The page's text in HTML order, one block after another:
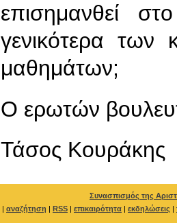
επισημανθεί
γενικότερα των
μαθημάτων;
Ο ερωτών
Τάσος Κουράκης
Συνασπισμός της
| αναζήτηση | RSS | επικαιρότητα | εκδηλώσεις |